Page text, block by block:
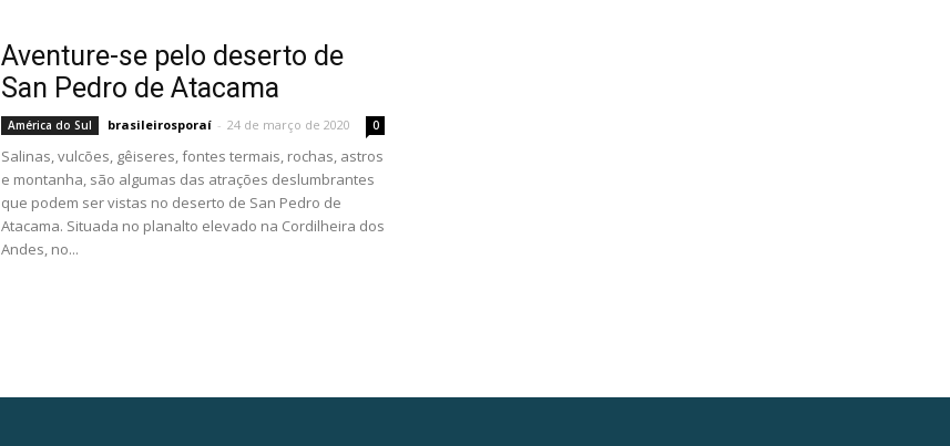
Aventure-se pelo deserto de
San Pedro de Atacama
América do Sul brasileirosporaí - 24 de março de 2020 0
Salinas, vulcões, gêiseres, fontes termais, rochas, astros
e montanha, são algumas das atrações deslumbrantes
que podem ser vistas no deserto de San Pedro de
Atacama. Situada no planalto elevado na Cordilheira dos
Andes, no...